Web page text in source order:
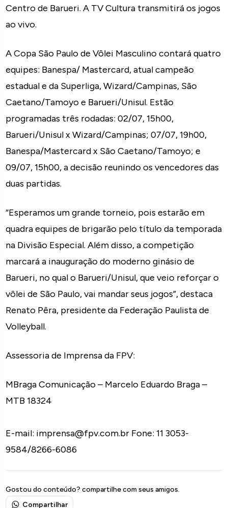
Centro de Barueri. A TV Cultura transmitirá os jogos
ao vivo.
A Copa São Paulo de Vôlei Masculino contará quatro
equipes: Banespa/ Mastercard, atual campeão
estadual e da Superliga, Wizard/Campinas, São
Caetano/Tamoyo e Barueri/Unisul. Estão
programadas três rodadas: 02/07, 15h00,
Barueri/Unisul x Wizard/Campinas; 07/07, 19h00,
Banespa/Mastercard x São Caetano/Tamoyo; e
09/07, 15h00, a decisão reunindo os vencedores das
duas partidas.
“Esperamos um grande torneio, pois estarão em
quadra equipes de brigarão pelo título da temporada
na Divisão Especial. Além disso, a competição
marcará a inauguração do moderno ginásio de
Barueri, no qual o Barueri/Unisul, que veio reforçar o
vôlei de São Paulo, vai mandar seus jogos”, destaca
Renato Pêra, presidente da Federação Paulista de
Volleyball.
Assessoria de Imprensa da FPV:
MBraga Comunicação – Marcelo Eduardo Braga –
MTB 18324
E-mail: imprensa@fpv.com.br Fone: 11 3053-
9584/8266-6086
Gostou do conteúdo? compartilhe com seus amigos.
Compartilhar